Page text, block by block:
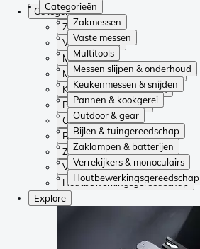
Categorieën
Zakmessen
Vaste messen
Multitools
Messen slijpen & onderhoud
Keukenmessen & snijden
Pannen & kookgerei
Outdoor & gear
Bijlen & tuingereedschap
Zaklampen & batterijen
Verrekijkers & monoculairs
Houtbewerkingsgereedschap
Categorieën
Zakmessen
Vaste messen
Multitools
Messen slijpen & onderhoud
Keukenmessen & snijden
Pannen & kookgerei
Outdoor & gear
Bijlen & tuingereedschap
Zaklampen & batterijen
Verrekijkers & monoculairs
Houtbewerkingsgereedschap
Explore